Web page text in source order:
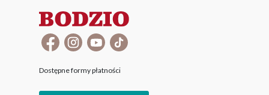
Dostępne formy płatności